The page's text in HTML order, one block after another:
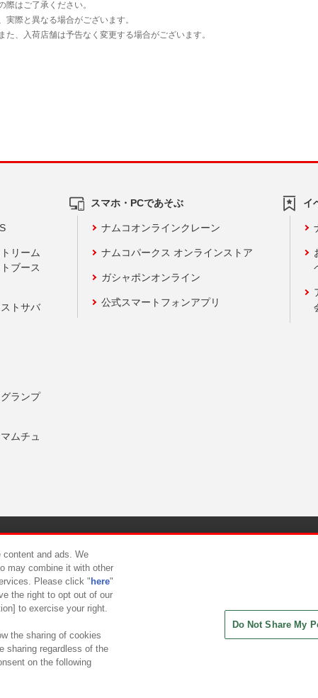
リーム
ブース
トサバ
ランプ
ムチュ
スマホ・PCであそぶ
ナムコオンラインクレーン
ナムコパークス オンラインストア
ガシャポンオンライン
公式スマートフォンアプリ
イ
ーハラスメント対応方針
and ads. We
may combine it with other
Please click " here"
the right to opt out of our
to exercise your right.
the sharing of cookies
sharing regardless of the
on the following
Do Not Share My